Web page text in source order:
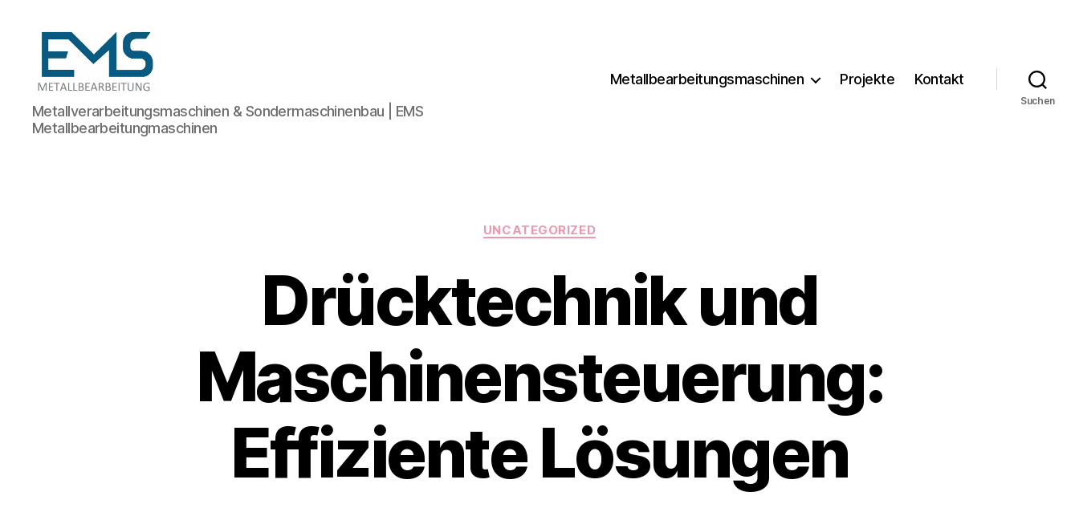
Maschinen-
und
Anlagenbau
Metallverarbeitungsmaschinen & Sondermaschinenbau | EMS
Metallbearbeitungmaschinen
Metallbearbeitungsmaschinen Projekte Kontakt
Suchen
Kategorien
UNCATEGORIZED
Drücktechnik und
Maschinensteuerung:
Effiziente Lösungen